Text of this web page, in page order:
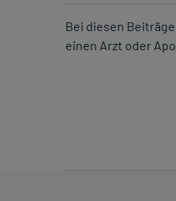
Bei diesen
einen Arzt oder